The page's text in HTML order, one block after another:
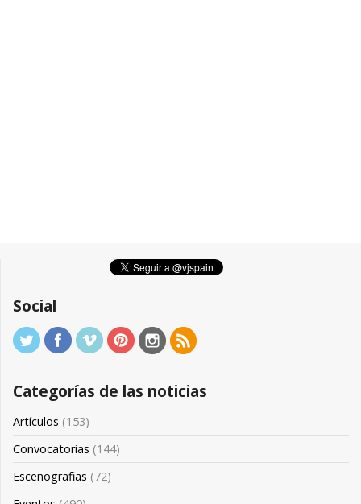
Social
Categorías de las noticias
Artículos (153)
Convocatorias (144)
Escenografias (72)